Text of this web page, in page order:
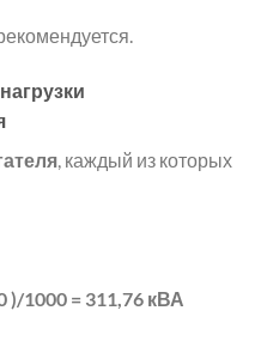
, каждый из которых
)/1000 = 311,76 кВА